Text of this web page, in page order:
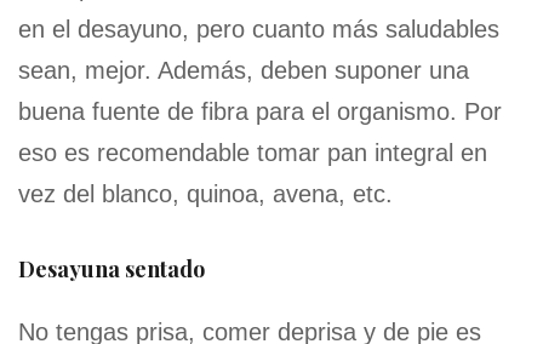
en el desayuno, pero cuanto más saludables
sean, mejor. Además, deben suponer una
buena fuente de fibra para el organismo. Por
eso es recomendable tomar pan integral en
vez del blanco, quinoa, avena, etc.
Desayuna sentado
No tengas prisa, comer deprisa y de pie es